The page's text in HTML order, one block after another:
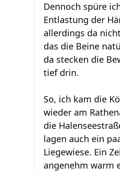
Dennoch spüre
Entlastung der
allerdings da
das die Beine
da stecken die
tief drin.
So, ich kam die
wieder am
die
lagen auch ein
Liegewiese. Ein
angenehm warm